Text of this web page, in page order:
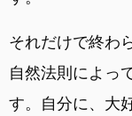
それだけで終わ
自然法則によっ
す。自分に、大